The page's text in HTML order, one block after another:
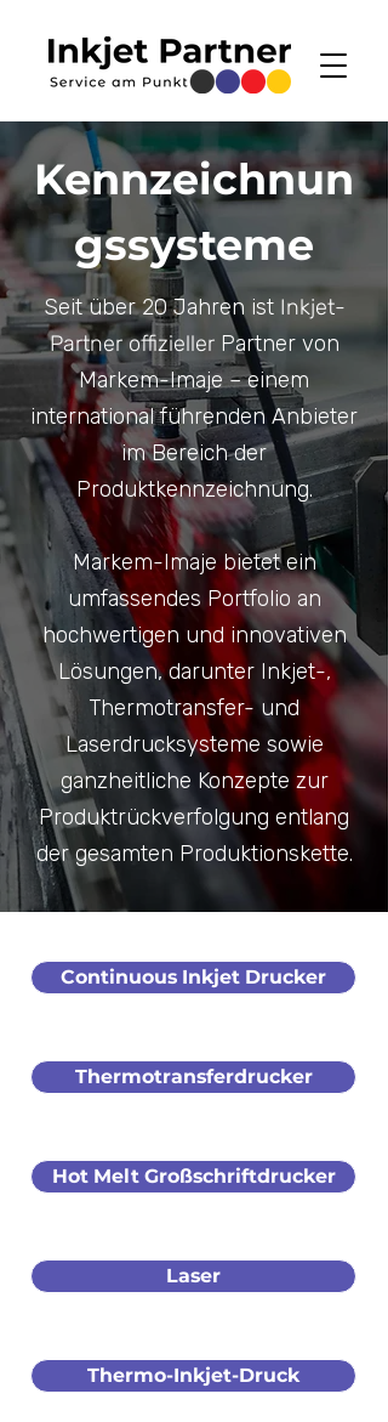
Kennzeichnun
gssysteme
Seit über 20 Jahren ist Inkjet-
Partner offiziellerPartner von
Markem-Imaje – einem
international führenden Anbieter
im Bereich der
Produktkennzeichnung.
Markem-Imaje bietet ein
umfassendes Portfolio an
hochwertigen und innovativen
Lösungen, darunter Inkjet-,
Thermotransfer- und
Laserdrucksysteme sowie
ganzheitliche Konzepte zur
Produktrückverfolgung entlang
der gesamten Produktionskette.
Continuous Inkjet Drucker
Thermotransferdrucker
Hot Melt Großschriftdrucker
Laser
Thermo-Inkjet-Druck